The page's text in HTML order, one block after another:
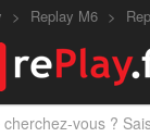
Replay M6